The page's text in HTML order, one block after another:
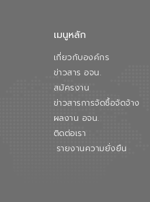
เมนูหลัก
เกี่ยวกับองค์กร
ข่าวสาร อจน.
สมัครงาน
ข่าวสารการจัดซื้อจัดจ้าง
ผลงาน อจน.
ติดต่อเรา
รายงานความยั่งยืน